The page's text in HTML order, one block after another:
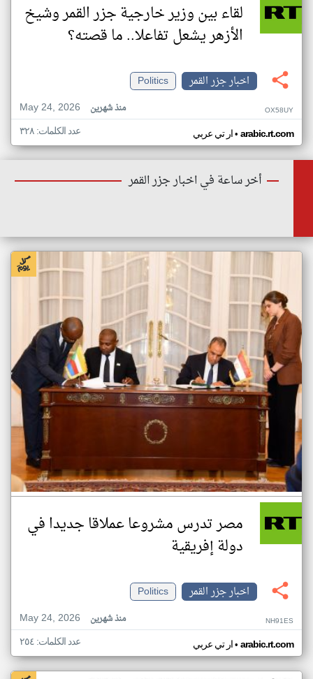
لقاء بين وزير خارجية جزر القمر وشيخ
الأزهر يشعل تفاعلا.. ما قصته؟
اخبار جزر القمر
Politics
May 24, 2026
منذ شهرين OX58UY
ار تي عربي• arabic.rt.com عدد الكلمات: ٣٢٨
أخر ساعة في اخبار جزر القمر
مصر تدرس مشروعا عملاقا جديدا في
دولة إفريقية
اخبار جزر القمر
Politics
May 24, 2026
منذ شهرين NH91ES
ار تي عربي• arabic.rt.com عدد الكلمات: ٢٥٤